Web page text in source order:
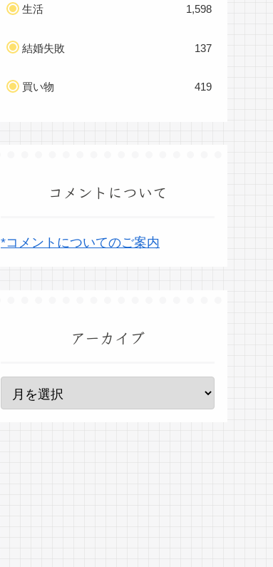
生活 1,598
結婚失敗 137
買い物 419
コメントについて
*コメントについてのご案内
アーカイブ